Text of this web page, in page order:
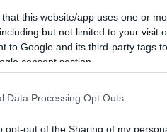
that this website/app uses one or
but not limited to your visit
to Google and its third-party tags
consent section.
Data Processing Opt Outs
opt-out of the Sharing of my
egy ilyen lehetőség,
fel, ami kicsit felborzolja a
Például mi a véleménye